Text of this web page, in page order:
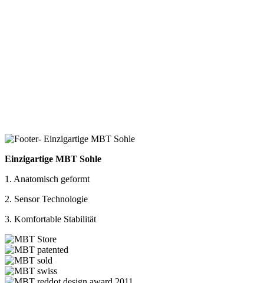
Einzigartige MBT Sohle
1. Anatomisch geformt
2. Sensor Technologie
3. Komfortable Stabilität